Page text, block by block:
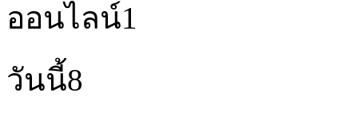
ออนไลน์1
วันนี้8